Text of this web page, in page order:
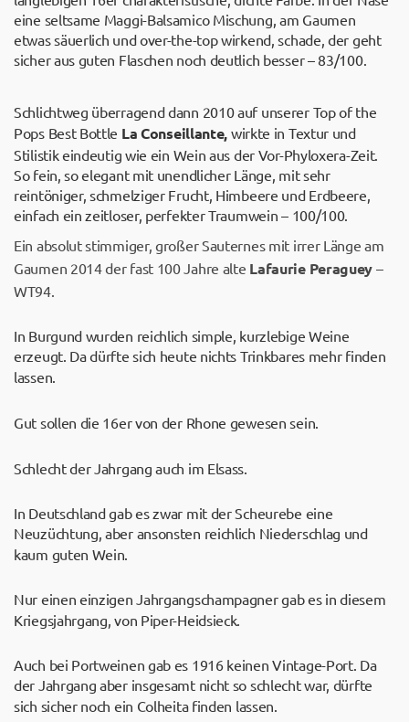
eine seltsame Maggi-Balsamico Mischung, am Gaumen
etwas säuerlich und over-the-top wirkend, schade, der geht
sicher aus guten Flaschen noch deutlich besser – 83/100.
Schlichtweg überragend dann 2010 auf unserer Top of the
Pops Best Bottle La Conseillante, wirkte in Textur und
Stilistik eindeutig wie ein Wein aus der Vor-Phyloxera-Zeit.
So fein, so elegant mit unendlicher Länge, mit sehr
reintöniger, schmelziger Frucht, Himbeere und Erdbeere,
einfach ein zeitloser, perfekter Traumwein – 100/100.
Ein absolut stimmiger, großer Sauternes mit irrer Länge am
Gaumen 2014 der fast 100 Jahre alte Lafaurie Peraguey –
WT94.
In Burgund wurden reichlich simple, kurzlebige Weine
erzeugt. Da dürfte sich heute nichts Trinkbares mehr finden
lassen.
Gut sollen die 16er von der Rhone gewesen sein.
Schlecht der Jahrgang auch im Elsass.
In Deutschland gab es zwar mit der Scheurebe eine
Neuzüchtung, aber ansonsten reichlich Niederschlag und
kaum guten Wein.
Nur einen einzigen Jahrgangschampagner gab es in diesem
Kriegsjahrgang, von Piper-Heidsieck.
Auch bei Portweinen gab es 1916 keinen Vintage-Port. Da
der Jahrgang aber insgesamt nicht so schlecht war, dürfte
sich sicher noch ein Colheita finden lassen.